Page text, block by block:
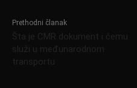
Prethodni članak
Šta je CMR dokument i čemu
služi u međunarodnom
transportu